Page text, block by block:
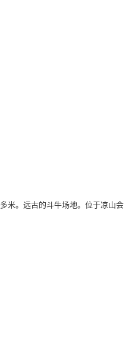
多米。远古的斗牛场地。位于凉山会